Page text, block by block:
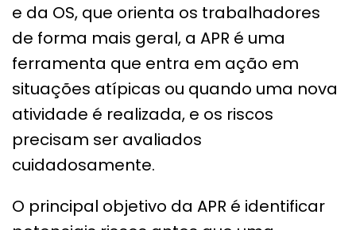
e da OS, que orienta os trabalhadores
de forma mais geral, a APR é uma
ferramenta que entra em ação em
situações atípicas ou quando uma nova
atividade é realizada, e os riscos
precisam ser avaliados
cuidadosamente.
O principal objetivo da APR é identificar